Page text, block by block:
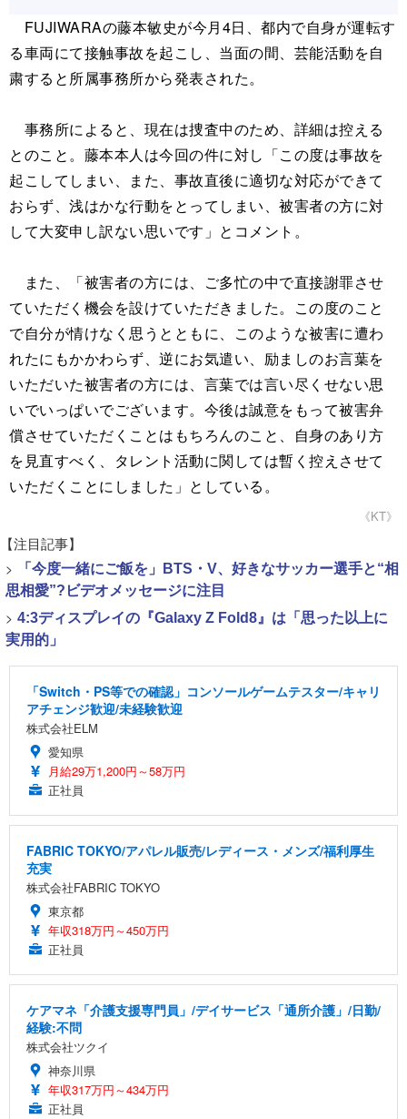
FUJIWARAの藤本敏史が今月4日、都内で自身が運転す
る車両にて接触事故を起こし、当面の間、芸能活動を自
粛すると所属事務所から発表された。
事務所によると、現在は捜査中のため、詳細は控える
とのこと。藤本本人は今回の件に対し「この度は事故を
起こしてしまい、また、事故直後に適切な対応ができて
おらず、浅はかな行動をとってしまい、被害者の方に対
して大変申し訳ない思いです」とコメント。
また、「被害者の方には、ご多忙の中で直接謝罪させ
ていただく機会を設けていただきました。この度のこと
で自分が情けなく思うとともに、このような被害に遭わ
れたにもかかわらず、逆にお気遣い、励ましのお言葉を
いただいた被害者の方には、言葉では言い尽くせない思
いでいっぱいでございます。今後は誠意をもって被害弁
償させていただくことはもちろんのこと、自身のあり方
を見直すべく、タレント活動に関しては暫く控えさせて
いただくことにしました」としている。
《KT》
【注目記事】
>
「今度一緒にご飯を」BTS・V、好きなサッカー選手と“相
思相愛”?ビデオメッセージに注目
> 4:3ディスプレイの『Galaxy Z Fold8』は「思った以上に
実用的」
「Switch・PS等での確認」コンソールゲームテスター/キャリ
アチェンジ歓迎/未経験歓迎
株式会社ELM
愛知県
月給29万1,200円～58万円
正社員
FABRIC TOKYO/アパレル販売/レディース・メンズ/福利厚生
充実
株式会社FABRIC TOKYO
東京都
年収318万円～450万円
正社員
ケアマネ「介護支援専門員」/デイサービス「通所介護」/日勤/
経験:不問
株式会社ツクイ
神奈川県
年収317万円～434万円
正社員